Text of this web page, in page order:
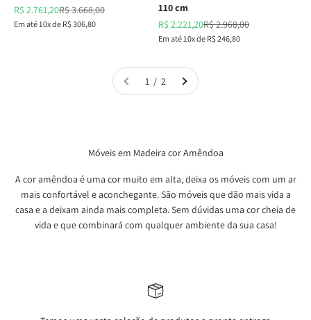
Preço promocional
R$ 2.761,20Preço normal
R$ 3.668,00
Em até 10x de R$ 306,80
110 cm
Preço promocional
R$ 2.221,20Preço normal
R$ 2.968,00
Em até 10x de R$ 246,80
1 / 2
Móveis em Madeira cor Amêndoa
A cor amêndoa é uma cor muito em alta, deixa os móveis com um ar
mais confortável e aconchegante. São móveis que dão mais vida a
casa e a deixam ainda mais completa. Sem dúvidas uma cor cheia de
vida e que combinará com qualquer ambiente da sua casa!